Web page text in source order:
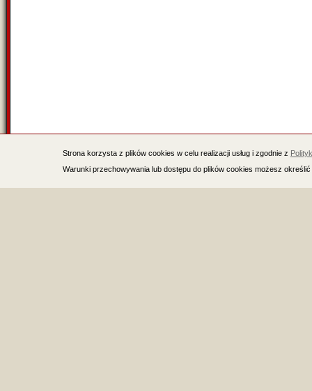
Strona korzysta z plików cookies w celu realizacji usług i zgodnie z
Warunki przechowywania lub dostępu do plików cookies możesz